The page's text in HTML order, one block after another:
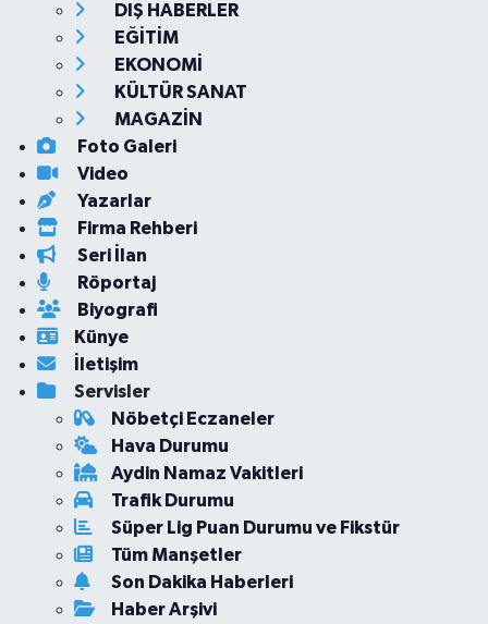
DIŞ HABERLER
EĞİTİM
EKONOMİ
KÜLTÜR SANAT
MAGAZİN
Foto Galeri
Video
Yazarlar
Firma Rehberi
Seri İlan
Röportaj
Biyografi
Künye
İletişim
Servisler
Nöbetçi Eczaneler
Hava Durumu
Aydin Namaz Vakitleri
Trafik Durumu
Süper Lig Puan Durumu ve Fikstür
Tüm Manşetler
Son Dakika Haberleri
Haber Arşivi